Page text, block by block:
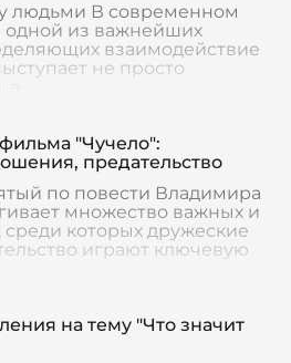
людьми В современном
одной из важнейших
взаимодействие
не просто
"Чучело":
предательство
по повести Владимира
множество важных и
среди которых дружеские
играют ключевую
на тему "Что значит